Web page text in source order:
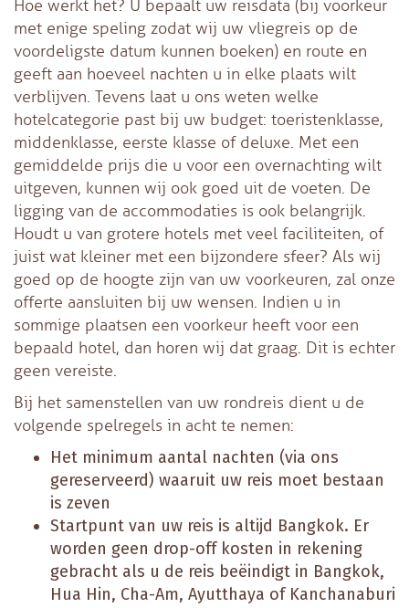
Hoe werkt het? U bepaalt uw reisdata (bij voorkeur
met enige speling zodat wij uw vliegreis op de
voordeligste datum kunnen boeken) en route en
geeft aan hoeveel nachten u in elke plaats wilt
verblijven. Tevens laat u ons weten welke
hotelcategorie past bij uw budget: toeristenklasse,
middenklasse, eerste klasse of deluxe. Met een
gemiddelde prijs die u voor een overnachting wilt
uitgeven, kunnen wij ook goed uit de voeten. De
ligging van de accommodaties is ook belangrijk.
Houdt u van grotere hotels met veel faciliteiten, of
juist wat kleiner met een bijzondere sfeer? Als wij
goed op de hoogte zijn van uw voorkeuren, zal onze
offerte aansluiten bij uw wensen. Indien u in
sommige plaatsen een voorkeur heeft voor een
bepaald hotel, dan horen wij dat graag. Dit is echter
geen vereiste.
Bij het samenstellen van uw rondreis dient u de
volgende spelregels in acht te nemen:
Het minimum aantal nachten (via ons
gereserveerd) waaruit uw reis moet bestaan
is zeven
Startpunt van uw reis is altijd Bangkok. Er
worden geen drop-off kosten in rekening
gebracht als u de reis beëindigt in Bangkok,
Hua Hin, Cha-Am, Ayutthaya of Kanchanaburi